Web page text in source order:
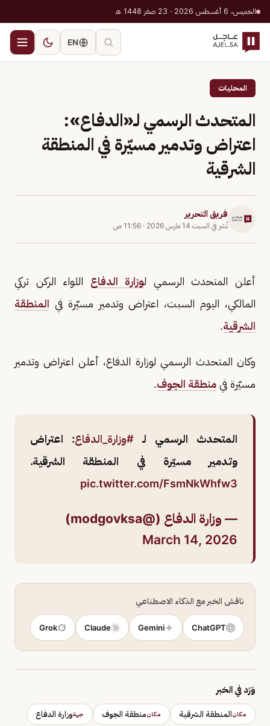
الخميس، 6 أغسطس 2026 · 23 صفر 1448 هـ
EN
المحليات
المتحدث الرسمي لـ«الدفاع»:
اعتراض وتدمير مسيّرة في المنطقة
الشرقية
فريق التحرير
نُشر في السبت 14 مارس 2026 · 11:56 ص
أعلن المتحدث الرسمي لوزارة الدفاع اللواء الركن تركي
المالكي، اليوم السبت، اعتراض وتدمير مسيّرة في المنطقة
الشرقية.
وكان المتحدث الرسمي لوزارة الدفاع، أعلن اعتراض وتدمير
مسيّرة في منطقة الجوف.
المتحدث الرسمي لـ #وزارة_الدفاع: اعتراض
وتدمير مسيّرة في المنطقة الشرقية.
pic.twitter.com/FsmNkWhfw3
— وزارة الدفاع (@modgovksa)
March 14, 2026
ناقش الخبر مع الذكاء الاصطناعي
ChatGPT
Gemini
Claude
Grok
وَرَد في الخبر
مكانالمنطقة الشرقية مكانمنطقة الجوف جهةوزارة الدفاع